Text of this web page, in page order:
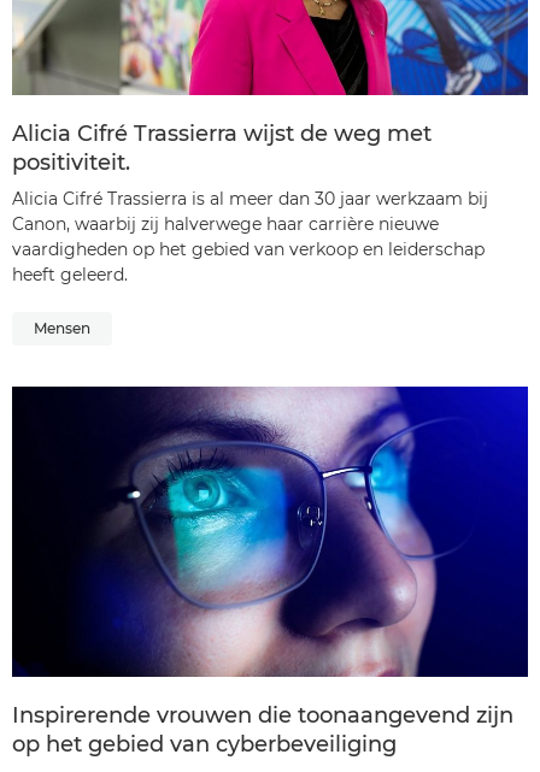
Alicia Cifré Trassierra wijst de weg met
positiviteit.
Alicia Cifré Trassierra is al meer dan 30 jaar werkzaam bij
Canon, waarbij zij halverwege haar carrière nieuwe
vaardigheden op het gebied van verkoop en leiderschap
heeft geleerd.
Mensen
Inspirerende vrouwen die toonaangevend zijn
op het gebied van cyberbeveiliging